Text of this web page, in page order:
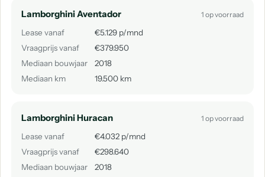
Lamborghini Aventador 1 op voorraad
Lease vanaf
€5.129 p/mnd
Vraagprijs vanaf
€379.950
Mediaan bouwjaar
2018
Mediaan km
19.500 km
Lamborghini Huracan 1 op voorraad
Lease vanaf
€4.032 p/mnd
Vraagprijs vanaf
€298.640
Mediaan bouwjaar
2018